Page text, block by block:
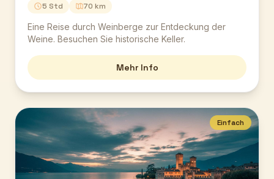
5 Std 70 km
Eine Reise durch Weinberge zur Entdeckung der
Weine. Besuchen Sie historische Keller.
Mehr Info
Einfach